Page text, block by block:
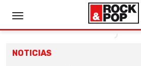
NOTICIAS